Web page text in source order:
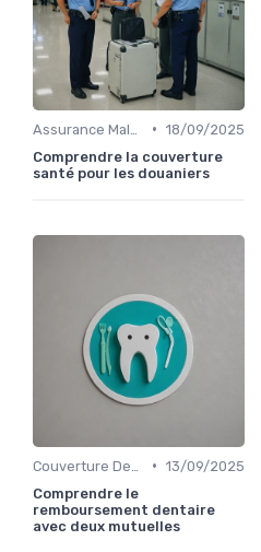
• 18/09/2025
Comprendre la couverture
santé pour les douaniers
• 13/09/2025
Comprendre le
remboursement dentaire
avec deux mutuelles